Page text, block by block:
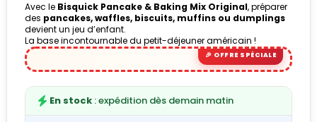
Avec le Bisquick Pancake & Baking Mix Original, préparer
des pancakes, waffles, biscuits, muffins ou dumplings
devient un jeu d’enfant.
La base incontournable du petit-déjeuner américain !
En stock : expédition dès demain matin